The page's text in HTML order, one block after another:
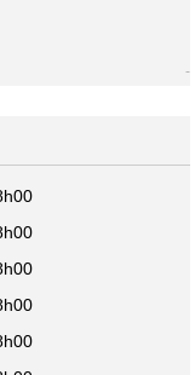
-